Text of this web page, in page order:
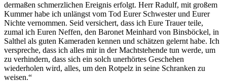
dermaßen schmerzlichen Ereignis erfolgt. Herr Radulf, mit großem
Kummer habe ich unlängst vom Tod Eurer Schwester und Eurer
Nichte vernommen. Seid versichert, dass ich Eure Trauer teile,
zumal ich Euren Neffen, den Baronet Meinhard von Binsböckel, in
Salthel als guten Kameraden kennen und schätzen gelernt habe. Ich
verspreche, dass ich alles mir in der Machtstehende tun werde, um
zu verhindern, dass sich ein solch unerhörtes Geschehen
wiederholen wird, alles, um den Rotpelz in seine Schranken zu
weisen.“